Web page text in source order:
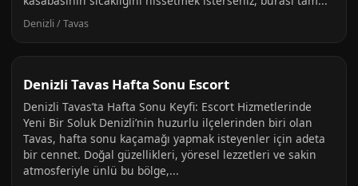
Denizli / Tavas
Denizli Tavas Hafta Sonu Escort
Denizli Tavas’ta Hafta Sonu Keyfi: Escort Hizmetlerinde
Yeni Bir Soluk Denizli’nin huzurlu ilçelerinden biri olan
Tavas, hafta sonu kaçamağı yapmak isteyenler için adeta
bir cennet. Doğal güzellikleri, yöresel lezzetleri ve sakin
atmosferiyle ünlü bu bölge,...